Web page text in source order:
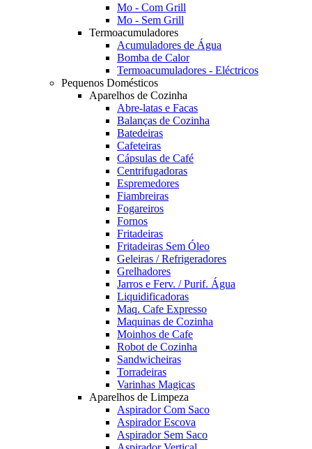
Mo - Com Grill
Mo - Sem Grill
Termoacumuladores
Acumuladores de Água
Bomba de Calor
Termoacumuladores - Eléctricos
Pequenos Domésticos
Aparelhos de Cozinha
Abre-latas e Facas
Balanças de Cozinha
Batedeiras
Cafeteiras
Cápsulas de Café
Centrifugadoras
Espremedores
Fiambreiras
Fogareiros
Fornos
Fritadeiras
Fritadeiras Sem Óleo
Geleiras / Refrigeradores
Grelhadores
Jarros e Ferv. / Purif. Água
Liquidificadoras
Maq. Cafe Expresso
Maquinas de Cozinha
Moinhos de Cafe
Robot de Cozinha
Sandwicheiras
Torradeiras
Varinhas Magicas
Aparelhos de Limpeza
Aspirador Com Saco
Aspirador Escova
Aspirador Sem Saco